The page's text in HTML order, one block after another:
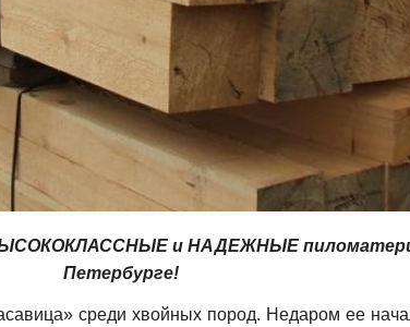
и НАДЕЖНЫЕ
Петербурге!
среди хвойных пород. Недаром ее